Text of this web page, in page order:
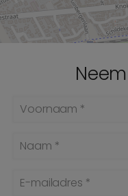
Neem
Voornaam *
Naam *
E-mailadres *